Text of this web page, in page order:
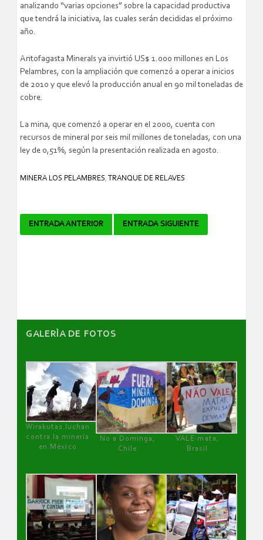
analizando “varias opciones” sobre la capacidad productiva
que tendrá la iniciativa, las cuales serán decididas el próximo
año.
Antofagasta Minerals ya invirtió US$ 1.000 millones en Los
Pelambres, con la ampliación que comenzó a operar a inicios
de 2010 y que elevó la producción anual en 90 mil toneladas de
cobre.
La mina, que comenzó a operar en el 2000, cuenta con
recursos de mineral por seis mil millones de toneladas, con una
ley de 0,51%, según la presentación realizada en agosto.
MINERA LOS PELAMBRES, TRANQUE DE RELAVES
Navegador
ENTRADA ANTERIOR ENTRADA SIGUIENTE
GALERÌA DE FOTOS
Wirakutas luchan
contra la minería
en México
No a Dominga,
Chile
VALE mata,
Brasil